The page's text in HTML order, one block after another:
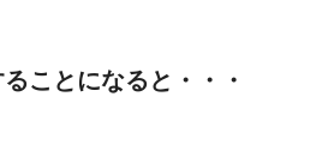
ことになると・・・